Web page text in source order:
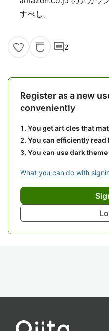
すべし。
comment2
Register as a new
conveniently
You get articles that
You can efficiently
You can use dark theme
What you can do with